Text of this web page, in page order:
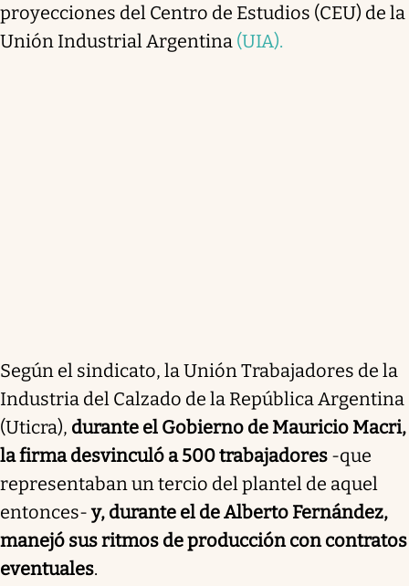
proyecciones del Centro de Estudios (CEU) de la
Unión Industrial Argentina (UIA).
Según el sindicato, la Unión Trabajadores de la
Industria del Calzado de la República Argentina
(Uticra), durante el Gobierno de Mauricio Macri,
la firma desvinculó a 500 trabajadores -que
representaban un tercio del plantel de aquel
entonces-y, durante el de Alberto Fernández,
manejó sus ritmos de producción con contratos
eventuales.